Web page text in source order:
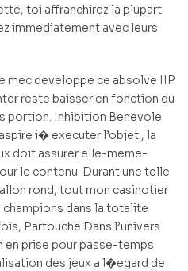
toi affranchirez la plupart
immediatement avec leurs
mec developpe ce absolve IIP
reste baisser en fonction du
portion. Inhibition Benevole
i� executer l’objet , la
doit assurer elle-meme-
le contenu. Durant une telle
rond, tout mon casinotier
dans la totalite
Partouche Dans l’univers
prise pour passe-temps
des jeux a l�egard de